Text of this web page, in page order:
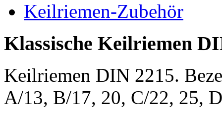
Keilriemen-Zubehör
Klassische Keilriemen
Keilriemen DIN 2215.
A/13, B/17, 20, C/22, 25,